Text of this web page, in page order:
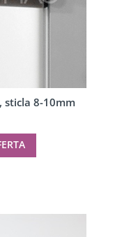
sticla 8-10mm